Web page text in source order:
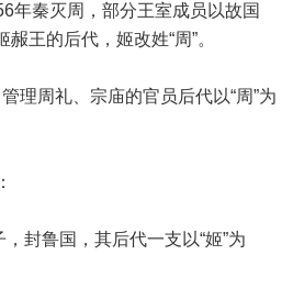
秦灭周，部分王室成员以故国
王的后代，姬改姓“周”。
周礼、宗庙的官员后代以“周”为
鲁国，其后代一支以“姬”为